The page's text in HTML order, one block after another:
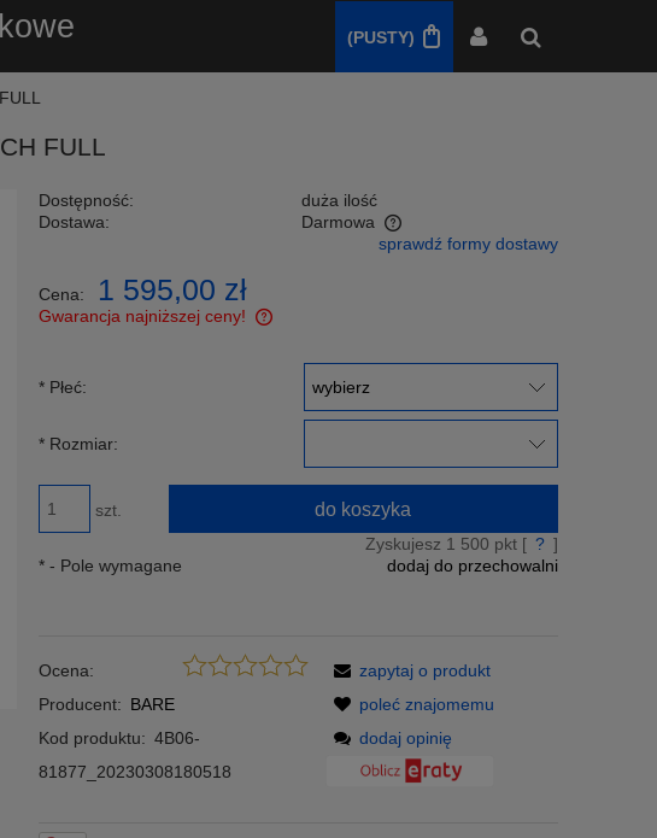
(PUSTY)
FULL
Dostępność:
duża ilość
Dostawa:
Darmowa
Cena nie zawiera ewentualnych kosztów
płatności
sprawdź formy dostawy
Cena: 1 595,00 zł
Gwarancja najniższej ceny!
Ci różnicę w cenie!
* Płeć:
* Rozmiar:
szt. do koszyka
Zyskujesz 1 500 pkt [ ? ]
dodaj do przechowalni
* - Pole wymagane
Ocena:
Producent: BARE
Kod produktu: 4B06-
81877_20230308180518
zapytaj o produkt
poleć znajomemu
dodaj opinię